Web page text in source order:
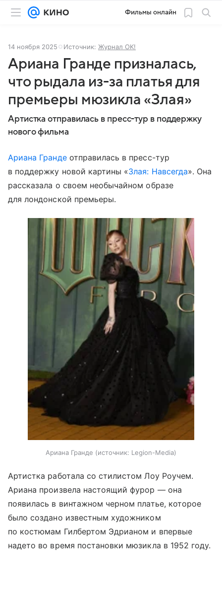
Фильмы онлайн
14 ноября 2025 Источник: Журнал OK!
Ариана Гранде призналась,
что рыдала из-за платья для
премьеры мюзикла «Злая»
Артистка отправилась в пресс-тур в поддержку
нового фильма
Ариана Грандеотправилась в пресс-тур
в поддержку новой картины «Злая: Навсегда». Она
рассказала о своем необычайном образе
для лондонской премьеры.
Ариана Гранде источник: Legion-Media
Артистка работала со стилистом Лоу Роучем.
Ариана произвела настоящий фурор — она
появилась в винтажном черном платье, которое
было создано известным художником
по костюмам Гилбертом Эдрианом и впервые
надето во время постановки мюзикла в 1952 году.